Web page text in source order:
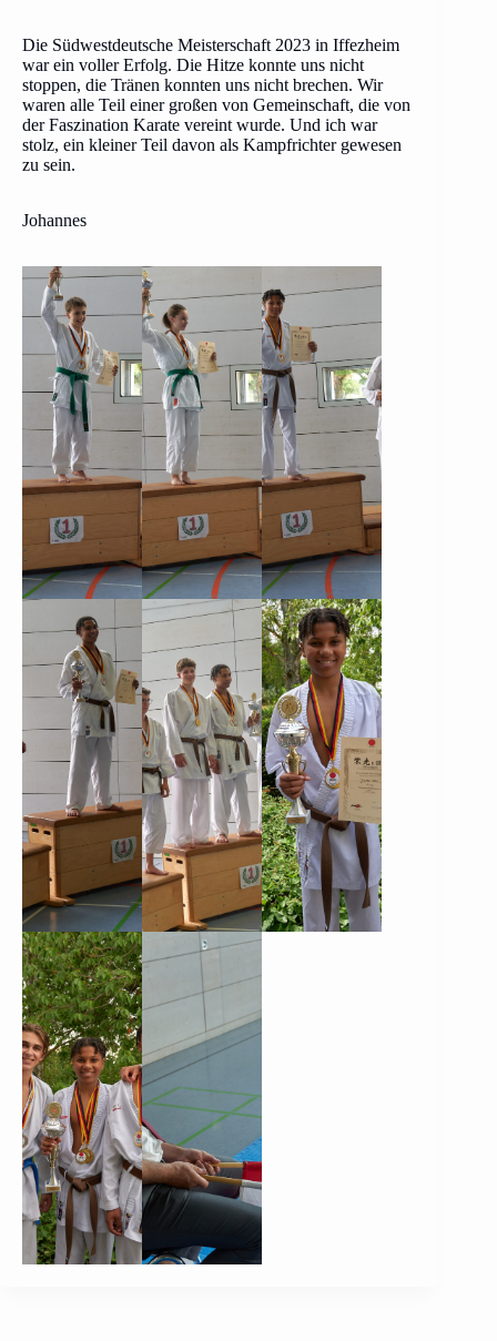
Die Südwestdeutsche Meisterschaft 2023 in Iffezheim
war ein voller Erfolg. Die Hitze konnte uns nicht
stoppen, die Tränen konnten uns nicht brechen. Wir
waren alle Teil einer großen von Gemeinschaft, die von
der Faszination Karate vereint wurde. Und ich war
stolz, ein kleiner Teil davon als Kampfrichter gewesen
zu sein.
Johannes